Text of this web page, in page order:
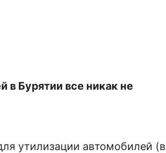
в Бурятии все никак не
утилизации автомобилей (в